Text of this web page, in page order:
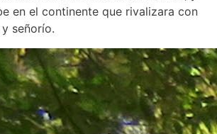
en el continente que rivalizara con
señorío.